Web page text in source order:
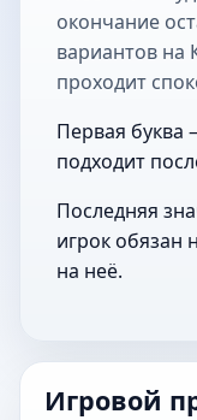
окончание
вариантов на
проходит
Первая буква
подходит
Последняя
игрок обязан
на неё.
Игровой